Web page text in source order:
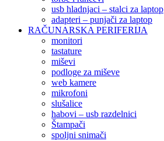
usb hladnjaci – stalci za laptop
adapteri – punjači za laptop
RAČUNARSKA PERIFERIJA
monitori
tastature
miševi
podloge za miševe
web kamere
mikrofoni
slušalice
habovi – usb razdelnici
Štampači
spoljni snimači